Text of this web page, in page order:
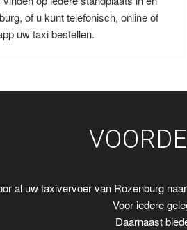
of u kunt telefonisch, online of
uw taxi bestellen.
al uw taxivervoer van Rozenburg
Voor iedere
Daarnaast